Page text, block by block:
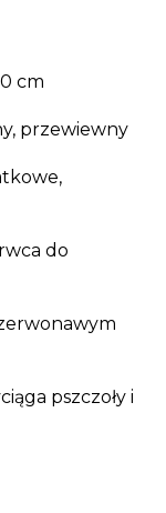
cm
przewiewny
do
pszczoły i